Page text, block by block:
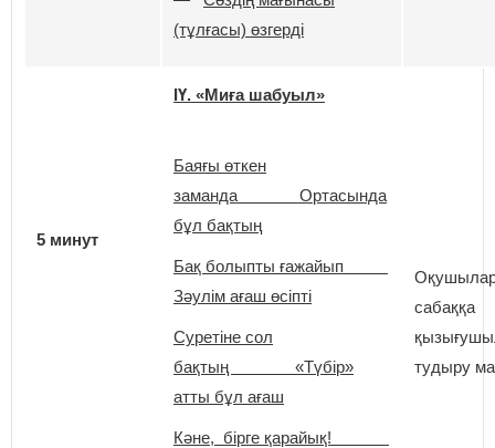
(тұлғасы) өзгерді
5 минут
ІҮ. «Миға шабуыл»
Баяғы өткен
заманда Ортасында
бұл бақтың
Бақ болыпты ғажайып
Зәулім ағаш өсіпті
Суретіне сол
бақтың «Түбір»
атты бұл ағаш
Кәне, бірге қарайық!
сабаққа
тудыру